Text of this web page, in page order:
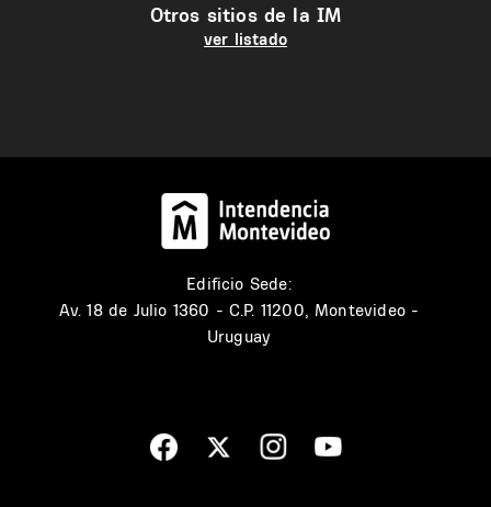
Otros sitios de la IM
ver listado
Edificio Sede:
Av. 18 de Julio 1360 - C.P. 11200, Montevideo -
Uruguay